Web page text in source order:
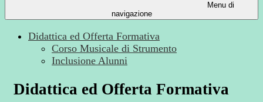
Menu di
navigazione
Didattica ed Offerta Formativa
Corso Musicale di Strumento
Inclusione Alunni
Didattica ed Offerta Formativa